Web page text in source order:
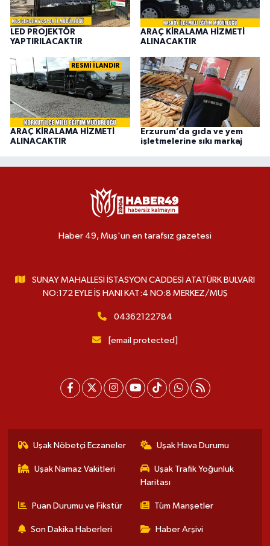
LED PROJEKTÖR
YAPTIRILACAKTIR
ARAÇ KİRALAMA HİZMETİ
ALINACAKTIR
RESMİ İLANDIR
ARAÇ KİRALAMA HİZMETİ
ALINACAKTIR
Erzurum’da gıda ve yem
işletmelerine sıkı markaj
Haber 49, Muş'un en tarafsız gazetesi
SUNAY MAHALLESİ İSTASYON CADDESİ ATATÜRK BULVARI
NO:172 EYLE İŞ HANI KAT:4 NO:8 MERKEZ/MUŞ
04362122784
[email protected]
Uşak Nöbetçi Eczaneler Uşak Hava Durumu
Uşak Namaz Vakitleri
Uşak Trafik Yoğunluk
Haritası
Puan Durumu ve Fikstür Tüm Manşetler
Son Dakika Haberleri Haber Arşivi